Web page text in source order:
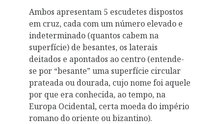
Ambos apresentam 5 escudetes dispostos
em cruz, cada com um número elevado e
indeterminado (quantos cabem na
superfície) de besantes, os laterais
deitados e apontados ao centro (entende-
se por “besante” uma superfície circular
prateada ou dourada, cujo nome foi aquele
por que era conhecida, ao tempo, na
Europa Ocidental, certa moeda do império
romano do oriente ou bizantino).